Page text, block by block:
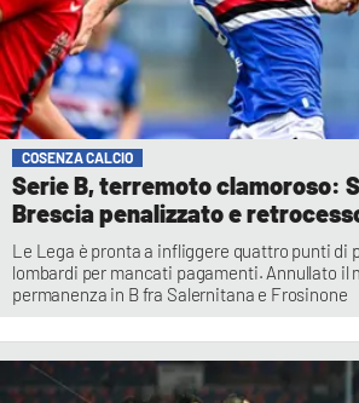
COSENZA CALCIO
Serie B, terremoto clamoroso:
Brescia penalizzato e
Le Lega è pronta a infliggere quattro punti di
lombardi per mancati pagamenti. Annullato il
permanenza in B fra Salernitana e Frosinone